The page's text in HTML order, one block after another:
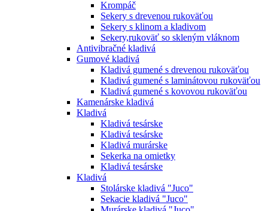
Krompáč
Sekery s drevenou rukoväťou
Sekery s klinom a kladivom
Sekery,rukoväť so skleným vláknom
Antivibračné kladivá
Gumové kladivá
Kladivá gumené s drevenou rukoväťou
Kladivá gumené s laminátovou rukoväťou
Kladivá gumené s kovovou rukoväťou
Kamenárske kladivá
Kladivá
Kladivá tesárske
Kladivá tesárske
Kladivá murárske
Sekerka na omietky
Kladivá tesárske
Kladivá
Stolárske kladivá "Juco"
Sekacie kladivá "Juco"